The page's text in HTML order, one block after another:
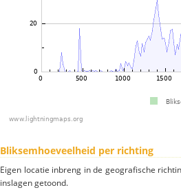
Bliksemhoeveelheid per richting
Eigen locatie inbreng in de geografische
inslagen getoond.